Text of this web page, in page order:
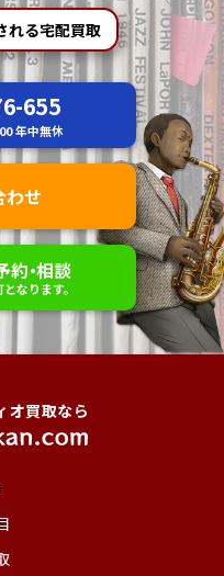
れる宅配買取
655
年中無休
わせ
約・相談
となります。
オ買取なら